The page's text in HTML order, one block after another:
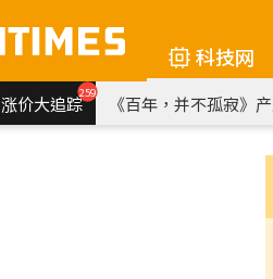
科技网
涨价大追踪259 《百年，并不孤寂》